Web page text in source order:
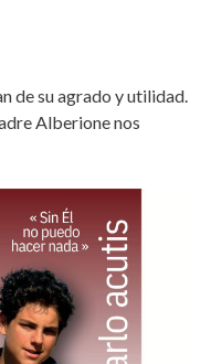
de su agrado y utilidad.
Alberione nos